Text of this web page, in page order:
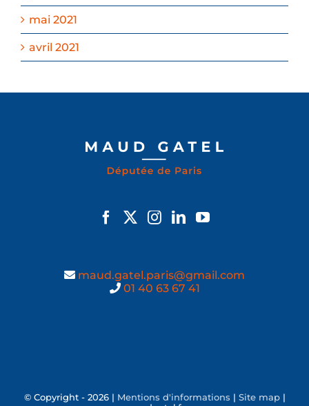
mai 2021
avril 2021
maud.gatel.paris@gmail.com
01 40 63 67 41
© Copyright - 2026 | Mentions d'informations | Site map|